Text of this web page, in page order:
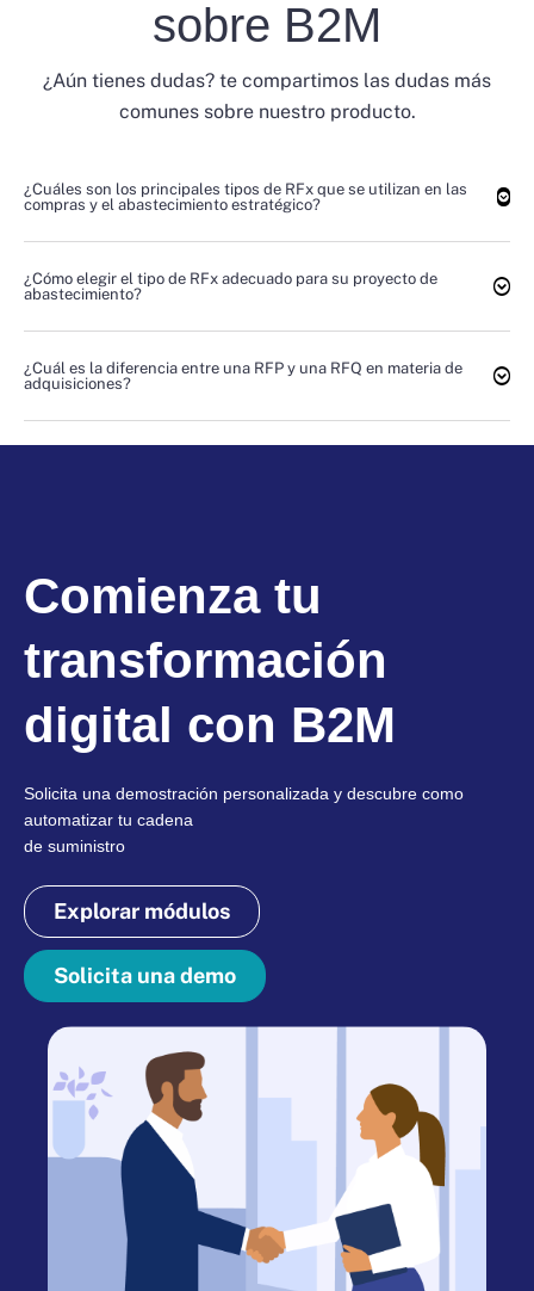
sobre B2M
¿Aún tienes dudas? te compartimos las dudas más
comunes sobre nuestro producto.
¿Cuáles son los principales tipos de RFx que se utilizan en las
compras y el abastecimiento estratégico?
¿Cómo elegir el tipo de RFx adecuado para su proyecto de
abastecimiento?
¿Cuál es la diferencia entre una RFP y una RFQ en materia de
adquisiciones?
Comienza tu
transformación
digital con B2M
Solicita una demostración personalizada y descubre como
automatizar tu cadena
de suministro
Explorar módulos
Solicita una demo